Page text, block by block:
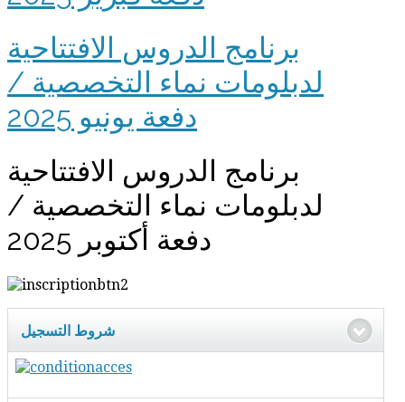
برنامج الدروس الافتتاحية
لدبلومات نماء التخصصية /
دفعة يونيو 2025
برنامج الدروس الافتتاحية
لدبلومات نماء التخصصية /
دفعة أكتوبر 2025
شروط التسجيل